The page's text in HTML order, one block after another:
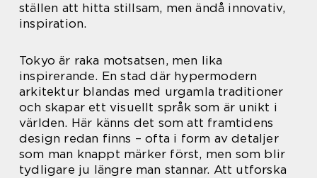
ställen att hitta stillsam, men ändå innovativ,
inspiration.
Tokyo är raka motsatsen, men lika
inspirerande. En stad där hypermodern
arkitektur blandas med urgamla traditioner
och skapar ett visuellt språk som är unikt i
världen. Här känns det som att framtidens
design redan finns – ofta i form av detaljer
som man knappt märker först, men som blir
tydligare ju längre man stannar. Att utforska